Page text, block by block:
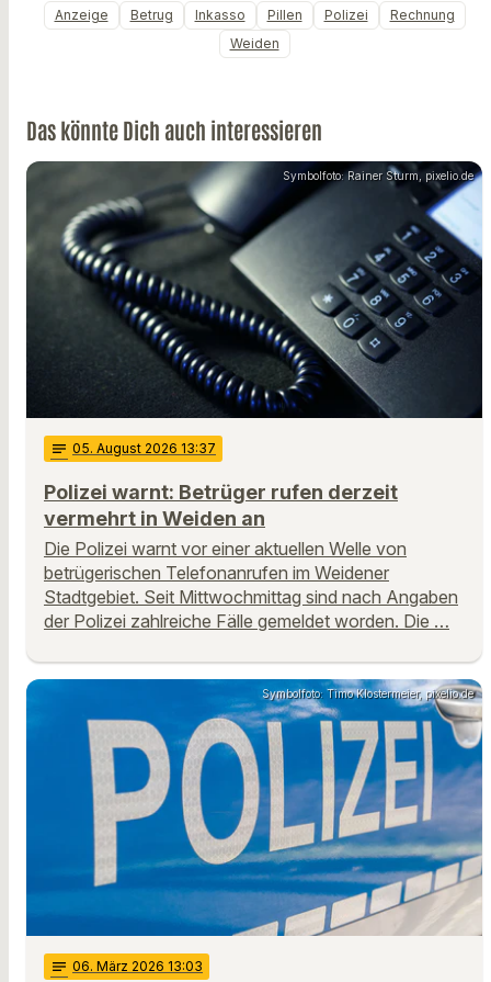
Anzeige Betrug Inkasso Pillen Polizei
Rechnung
Weiden
Das könnte Dich auch interessieren
Symbolfoto: Rainer Sturm, pixelio.de
notes 05. August 2026 13:37
Polizei warnt: Betrüger rufen derzeit
vermehrt in Weiden an
Die Polizei warnt vor einer aktuellen Welle von
betrügerischen Telefonanrufen im Weidener
Stadtgebiet. Seit Mittwochmittag sind nach Angaben
der Polizei zahlreiche Fälle gemeldet worden. Die …
Symbolfoto: Timo Klostermeier, pixelio.de
notes 06. März 2026 13:03